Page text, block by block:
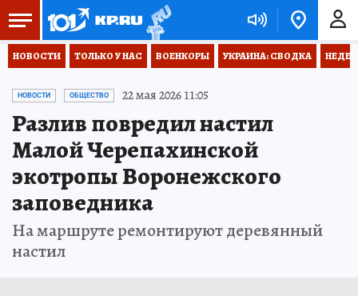
НОВОСТИ ТОЛЬКО У НАС ВОЕНКОРЫ УКРАИНА: СВОДКА
НОВОСТИ ОБЩЕСТВО 22 мая 2026 11:05
Разлив повредил настил
Малой Черепахинской
экотропы Воронежского
заповедника
На маршруте ремонтируют деревянный
настил